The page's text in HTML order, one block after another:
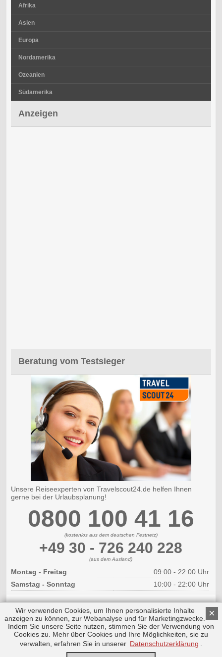
Afrika
Asien
Europa
Nordamerika
Ozeanien
Südamerika
Anzeigen
Beratung vom Testsieger
Unsere Reiseexperten von Travelscout24.de helfen Ihnen
gerne bei der Urlaubsplanung!
0800 100 41 16
(kostenlos aus dem deutschen Festnetz)
+49 30 - 726 240 228
(aus dem Ausland)
Montag - Freitag
09:00 - 22:00 Uhr
Samstag - Sonntag
10:00 - 22:00 Uhr
Copyright © 2026 by Triplemind GmbH
Impressum|Datenschutz
Nach oben
×
Wir verwenden Cookies, um Ihnen personalisierte Inhalte
anzeigen zu können, zur Webanalyse und für Marketingzwecke.
Indem Sie unsere Seite nutzen, stimmen Sie der Verwendung von
Cookies zu. Mehr über Cookies und Ihre Möglichkeiten, sie zu
verwalten, erfahren Sie in unserer Datenschutzerklärung